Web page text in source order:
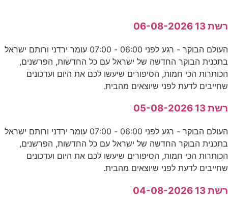
רשת 13 06-08-2026
העולם הבוקר - רגע לפני 06:00 - 07:00 עומר ירדני ורותם ישראל
בתכנית הבוקר החדשה של ישראל עם כל החדשות, הפרשנים,
הכותרות הכי חמות, הסיפורים שיעשו לכם את היום ועדכונים
שחייבים לדעת לפני שיוצאים מהבית.
רשת 13 05-08-2026
העולם הבוקר - רגע לפני 06:00 - 07:00 עומר ירדני ורותם ישראל
בתכנית הבוקר החדשה של ישראל עם כל החדשות, הפרשנים,
הכותרות הכי חמות, הסיפורים שיעשו לכם את היום ועדכונים
שחייבים לדעת לפני שיוצאים מהבית.
רשת 13 04-08-2026